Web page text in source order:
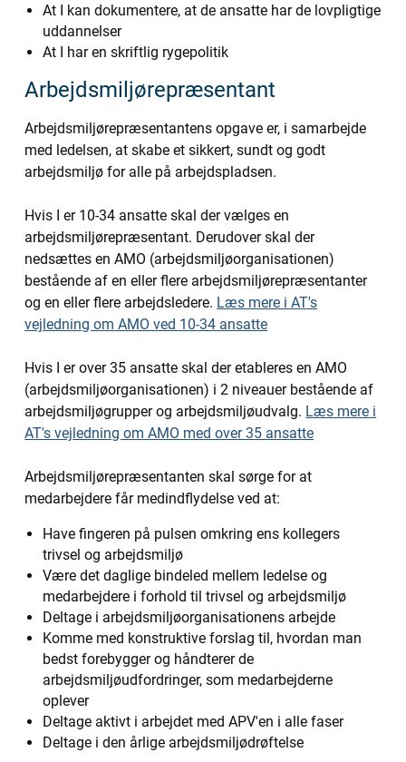
At I kan dokumentere, at de ansatte har de lovpligtige
uddannelser
At I har en skriftlig rygepolitik
Arbejdsmiljørepræsentant
Arbejdsmiljørepræsentantens opgave er, i samarbejde
med ledelsen, at skabe et sikkert, sundt og godt
arbejdsmiljø for alle på arbejdspladsen.
Hvis I er 10-34 ansatte skal der vælges en
arbejdsmiljørepræsentant. Derudover skal der
nedsættes en AMO (arbejdsmiljøorganisationen)
bestående af en eller flere arbejdsmiljørepræsentanter
og en eller flere arbejdsledere. Læs mere i AT's
vejledning om AMO ved 10-34 ansatte
Hvis I er over 35 ansatte skal der etableres en AMO
(arbejdsmiljøorganisationen) i 2 niveauer bestående af
arbejdsmiljøgrupper og arbejdsmiljøudvalg. Læs mere i
AT's vejledning om AMO med over 35 ansatte
Arbejdsmiljørepræsentanten skal sørge for at
medarbejdere får medindflydelse ved at:
Have fingeren på pulsen omkring ens kollegers
trivsel og arbejdsmiljø
Være det daglige bindeled mellem ledelse og
medarbejdere i forhold til trivsel og arbejdsmiljø
Deltage i arbejdsmiljøorganisationens arbejde
Komme med konstruktive forslag til, hvordan man
bedst forebygger og håndterer de
arbejdsmiljøudfordringer, som medarbejderne
oplever
Deltage aktivt i arbejdet med APV'en i alle faser
Deltage i den årlige arbejdsmiljødrøftelse